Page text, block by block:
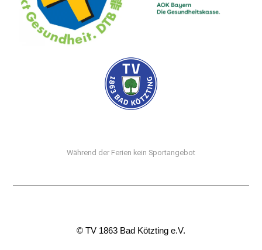
Während der Ferien kein Sportangebot
© TV 1863 Bad Kötzting e.V.